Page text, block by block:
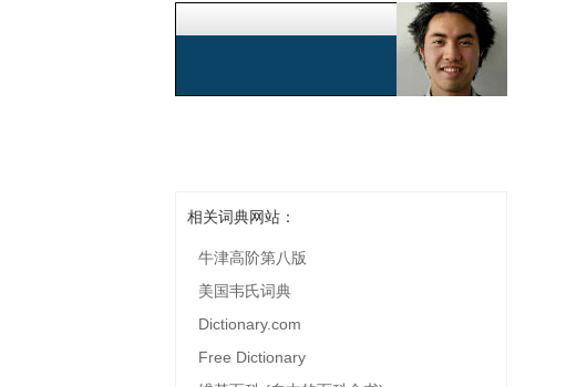
相关词典网站：
牛津高阶第八版
美国韦氏词典
Dictionary.com
Free Dictionary